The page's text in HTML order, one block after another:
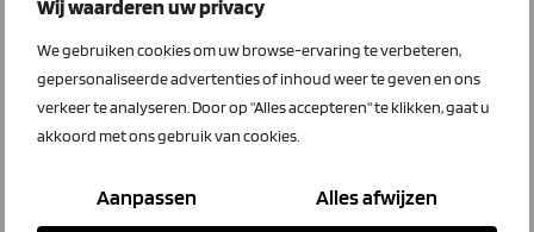
Wij waarderen uw privacy
We gebruiken cookies om uw browse-ervaring te verbeteren,
gepersonaliseerde advertenties of inhoud weer te geven en ons
verkeer te analyseren. Door op "Alles accepteren" te klikken, gaat u
akkoord met ons gebruik van cookies.
Aanpassen Alles afwijzen
altijd adviseren door een erkend tussenpersoon.
Zorgverzekeringen
nieuws